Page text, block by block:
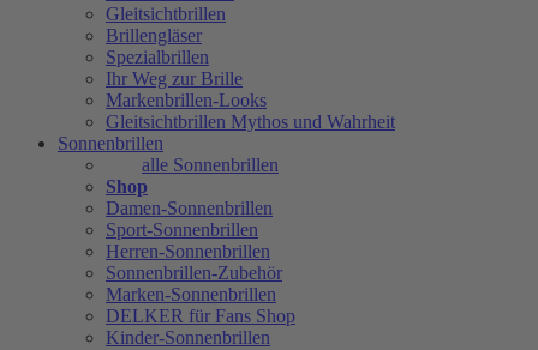
Gleitsichtbrillen
Brillengläser
Spezialbrillen
Ihr Weg zur Brille
Markenbrillen-Looks
Gleitsichtbrillen Mythos und Wahrheit
Sonnenbrillen
alle Sonnenbrillen
Shop
Damen-Sonnenbrillen
Sport-Sonnenbrillen
Herren-Sonnenbrillen
Sonnenbrillen-Zubehör
Marken-Sonnenbrillen
DELKER für Fans Shop
Kinder-Sonnenbrillen